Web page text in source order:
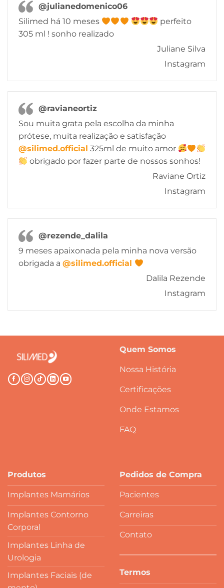
@julianedomenico06
Silimed há 10 meses
perfeito
305 ml ! sonho realizado
Juliane Silva
Instagram
@ravianeortiz
Sou muita grata pela escolha da minha
prótese, muita realização e satisfação
@silimed.official 325ml de muito amor
obrigado por fazer parte de nossos sonhos!
Raviane Ortiz
Instagram
@rezende_dalila
9 meses apaixonada pela minha nova versão
obrigada a @silimed.official
Dalila Rezende
Instagram
Quem Somos
Nossa História
Certificações
Onde Estamos
FAQ
Produtos
Implantes Mamários
Implantes Contorno
Corporal
Implantes Linha de
Urologia
Implantes Faciais (de
Pedidos de Compra
Pacientes
Carreiras
Contato
Termos